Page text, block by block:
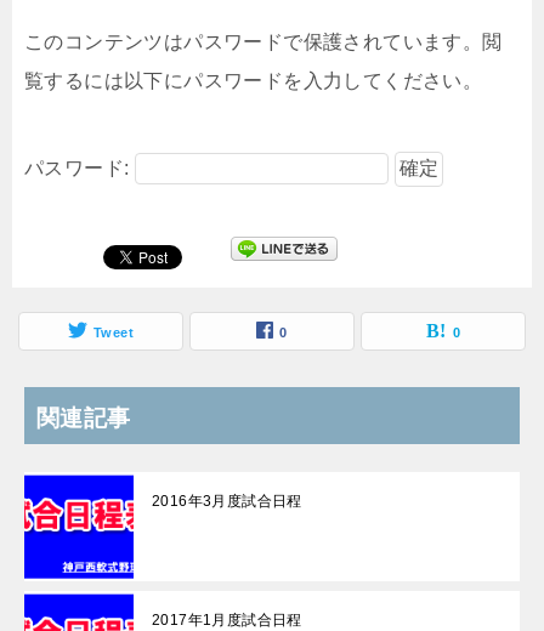
このコンテンツはパスワードで保護されています。閲
覧するには以下にパスワードを入力してください。
パスワード:
Tweet 0 0
関連記事
2016年3月度試合日程
2017年1月度試合日程